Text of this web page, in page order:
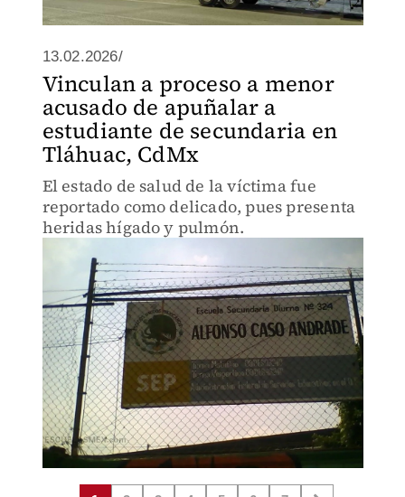
13.02.2026/
Vinculan a proceso a menor
acusado de apuñalar a
estudiante de secundaria en
Tláhuac, CdMx
El estado de salud de la víctima fue
reportado como delicado, pues presenta
heridas hígado y pulmón.